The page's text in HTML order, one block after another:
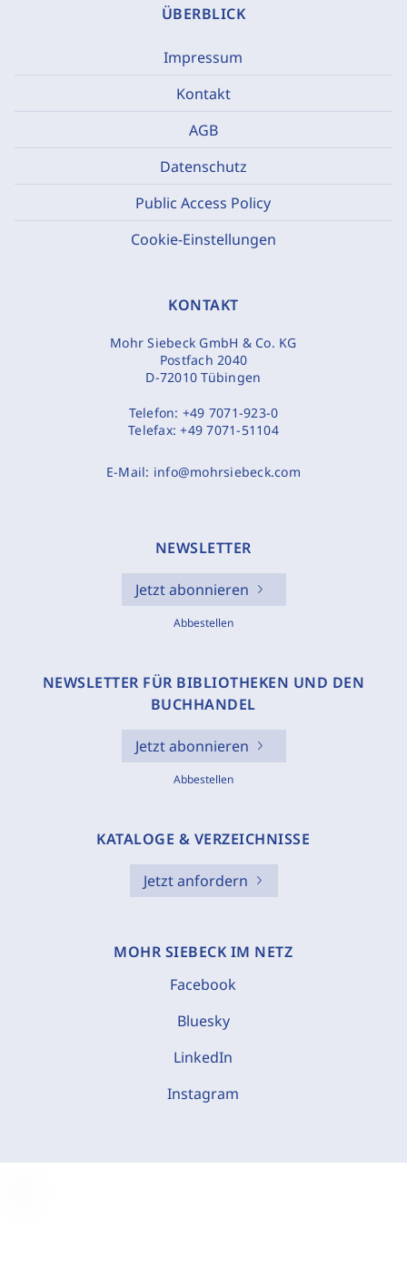
ÜBERBLICK
Impressum
Kontakt
AGB
Datenschutz
Public Access Policy
Cookie-Einstellungen
KONTAKT
Mohr Siebeck GmbH & Co. KG
Postfach 2040
D-72010 Tübingen
Telefon: +49 7071-923-0
Telefax:+49 7071-51104
E-Mail: info@mohrsiebeck.com
NEWSLETTER
Jetzt abonnieren
Abbestellen
NEWSLETTER FÜR BIBLIOTHEKEN UND DEN
BUCHHANDEL
Jetzt abonnieren
Abbestellen
KATALOGE & VERZEICHNISSE
Jetzt anfordern
MOHR SIEBECK IM NETZ
Facebook
Bluesky
LinkedIn
Instagram